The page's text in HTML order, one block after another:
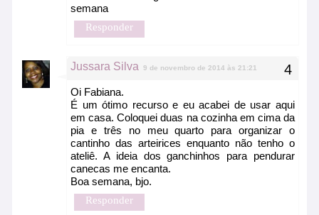
semana
Responder
Jussara Silva 9 de novembro de 2014 às 21:21
Oi Fabiana.
É um ótimo recurso e eu acabei de usar aqui
em casa. Coloquei duas na cozinha em cima da
pia e três no meu quarto para organizar o
cantinho das arteirices enquanto não tenho o
ateliê. A ideia dos ganchinhos para pendurar
canecas me encanta.
Boa semana, bjo.
Responder